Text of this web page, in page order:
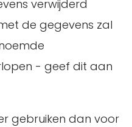
verwijderd
de gegevens zal
- geef dit aan
gebruiken dan voor